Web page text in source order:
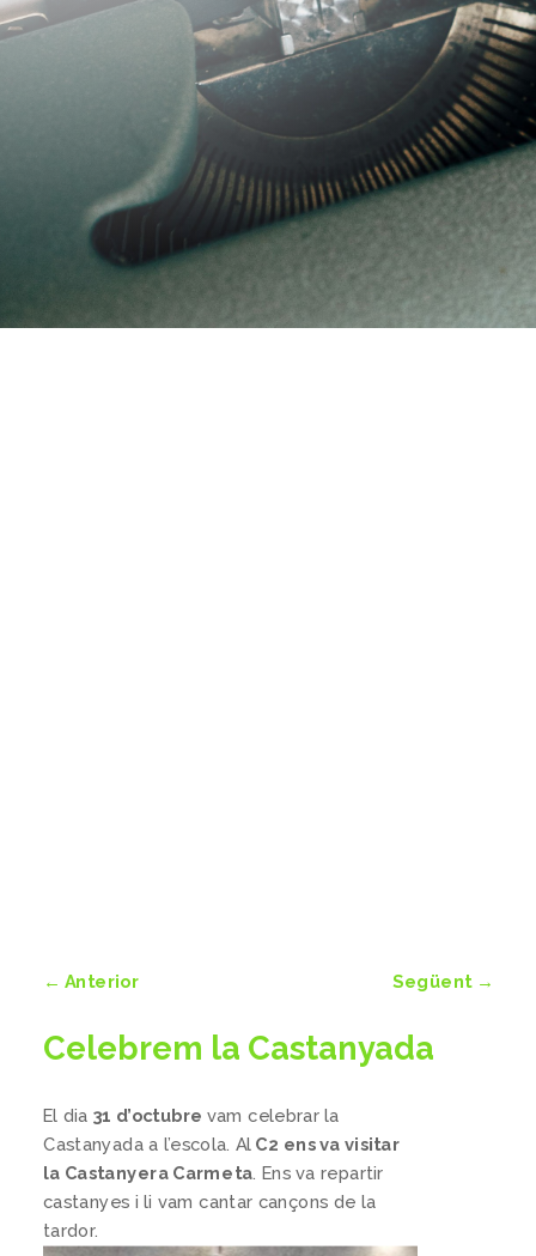
← Anterior Següent→
Celebrem la Castanyada
El dia 31 d’octubre vam celebrar la
Castanyada a l’escola. Al C2 ens va visitar
la Castanyera Carmeta . Ens va repartir
castanyes i li vam cantar cançons de la
tardor.